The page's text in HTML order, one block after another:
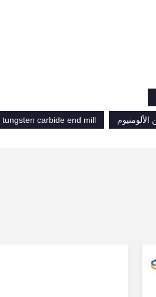
tungsten carbide end mill